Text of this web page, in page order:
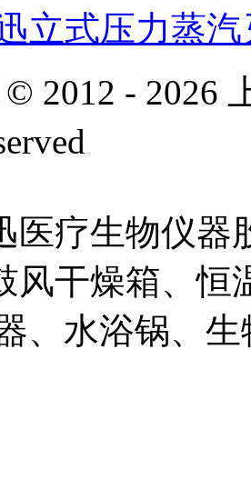
立式压力蒸
2012 - 2026
医疗生物仪器
风干燥箱、恒
、水浴锅、